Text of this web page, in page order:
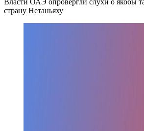
страну Нетаньяху